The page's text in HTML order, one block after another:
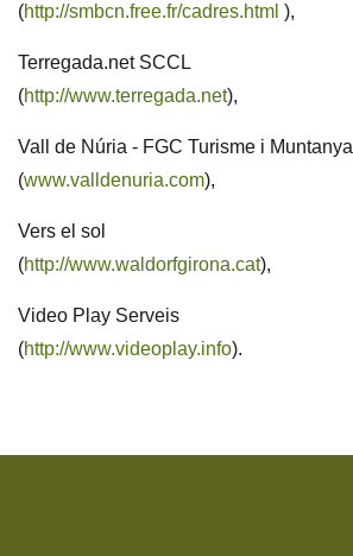
(http://smbcn.free.fr/cadres.html ),
Terregada.net SCCL
(http://www.terregada.net),
Vall de Núria - FGC Turisme i Muntanya
(www.valldenuria.com),
Vers el sol
(http://www.waldorfgirona.cat),
Video Play Serveis
(http://www.videoplay.info).